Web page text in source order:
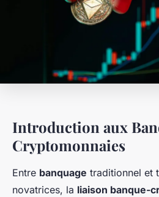
Introduction aux
Cryptomonnaies
Entre banquage traditionnel et
novatrices, la liaison banque-